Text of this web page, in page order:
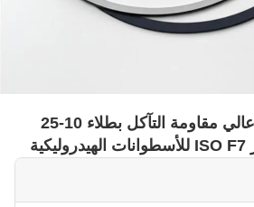
قضيب مكبس كروم عالي مقاومة التآكل بطلاء 10-25